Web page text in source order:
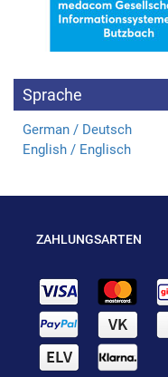
Sprache
German / Deutsch
English / Englisch
ZAHLUNGSARTEN